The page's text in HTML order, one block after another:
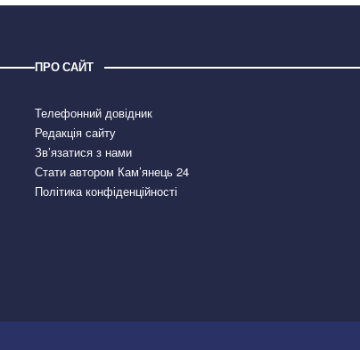
ПРО САЙТ
Телефонний довідник
Редакція сайту
Зв’язатися з нами
Стати автором Кам’янець 24
Політика конфіденційності